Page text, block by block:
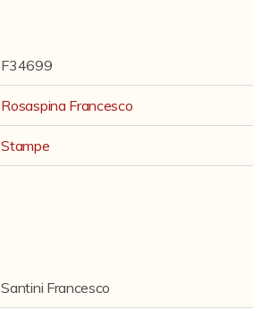
F34699
Rosaspina Francesco
Stampe
Santini Francesco